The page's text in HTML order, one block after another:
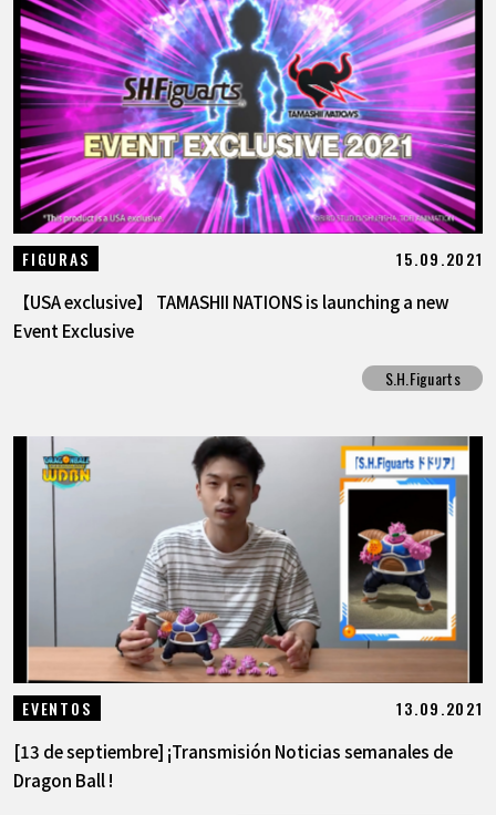
FIGURAS 15.09.2021
【USA exclusive】 TAMASHII NATIONS is launching a new
Event Exclusive
S.H.Figuarts
EVENTOS 13.09.2021
[13 de septiembre] ¡Transmisión Noticias semanales de
Dragon Ball !